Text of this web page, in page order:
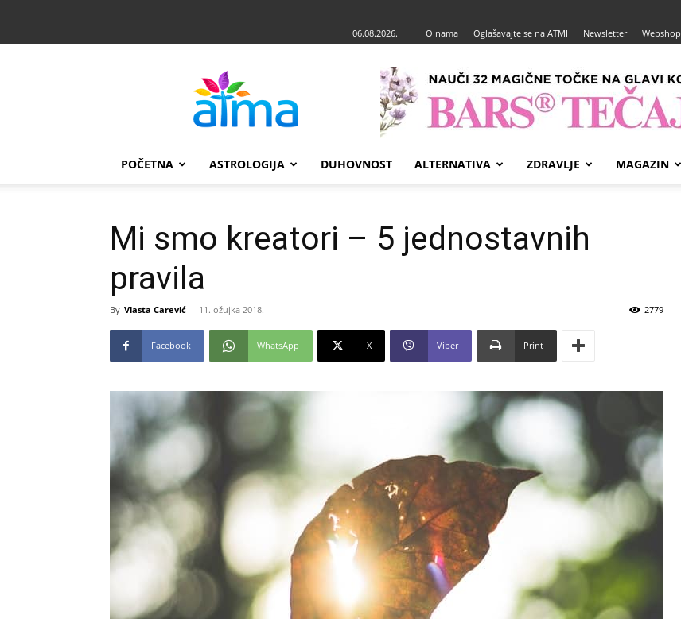
06.08.2026. O nama Oglašavajte se na ATMI Newsletter Webshop
POČETNA ASTROLOGIJA DUHOVNOST ALTERNATIVA ZDRAVLJE MAGAZIN
Mi smo kreatori – 5 jednostavnih
pravila
By Vlasta Carević - 11. ožujka 2018. 2779
Facebook WhatsApp X Viber Print